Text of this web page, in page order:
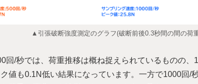
▲引張破断強度測定のグラフ(破断前後0.3秒間の間の荷
回/秒では、荷重推移は概ね捉えられているものの
値も0.1N低い結果になっています。一方で1000回/